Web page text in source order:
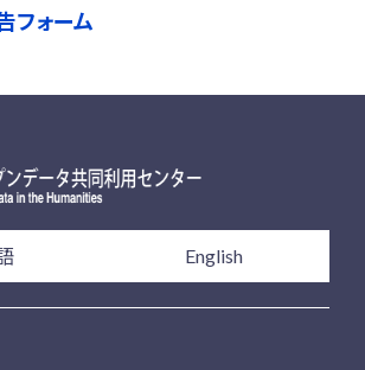
フォーム
English